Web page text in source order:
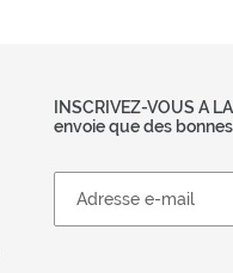
INSCRIVEZ-VOUS A
envoie que des